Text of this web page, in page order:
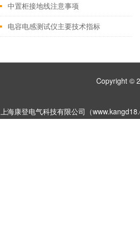
中置柜接地线注意事项
电容电感测试仪主要技术指标
Copyright ©
上海康登电气科技有限公司（